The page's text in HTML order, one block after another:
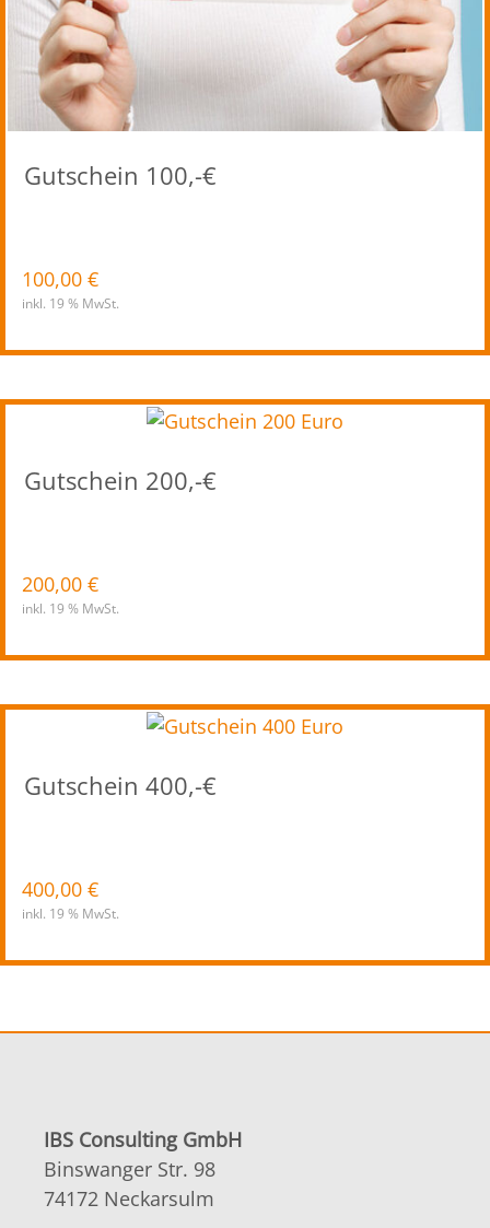
Gutschein 100,-€
100,00 €
inkl. 19 % MwSt.
Gutschein 200,-€
200,00 €
inkl. 19 % MwSt.
Gutschein 400,-€
400,00 €
inkl. 19 % MwSt.
IBS Consulting GmbH
Binswanger Str. 98
74172 Neckarsulm